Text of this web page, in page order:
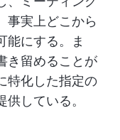
事実上どこから
能にする。ま
き留めることが
特化した指定の
している。